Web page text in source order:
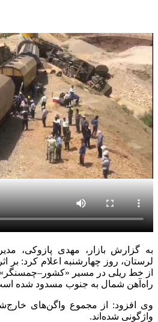
به گزارش بازار، مهدی پازوکی،
از خط ریلی در مسیر
راه‌آهن شمال به جنوب مسدود شده
وی افزود: از مجموع واگن‌های
واژگونی شده‌اند.